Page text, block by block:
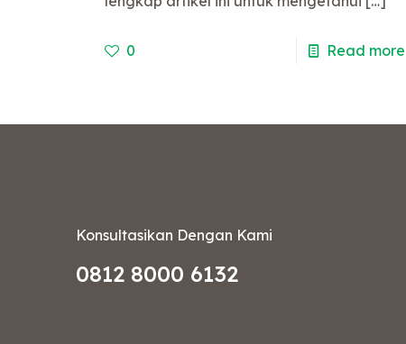
0 Read more
Konsultasikan Dengan Kami
0812 8000 6132